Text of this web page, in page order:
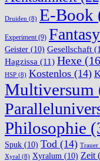
Druiden (8) E-Book
Experiment(9) Fantasy
Geister (10) Gesellschaft
Hagzissa (11) Hexe
HSP (8) Kostenlos (14)
Multiversum
Philosophie
Spuk (10) Tod (14) Trauer
Xyral (8) Xyralum (10) Zeit